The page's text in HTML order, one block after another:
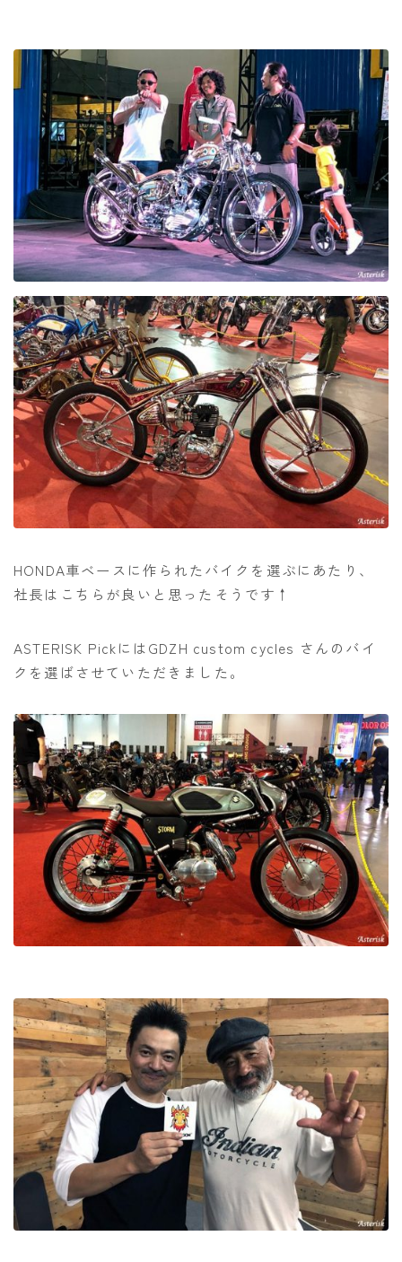
HONDA車ベースに作られたバイクを選ぶにあたり、
社長はこちらが良いと思ったそうです↑
ASTERISK PickにはGDZH custom cycles さんのバイ
クを選ばさせていただきました。